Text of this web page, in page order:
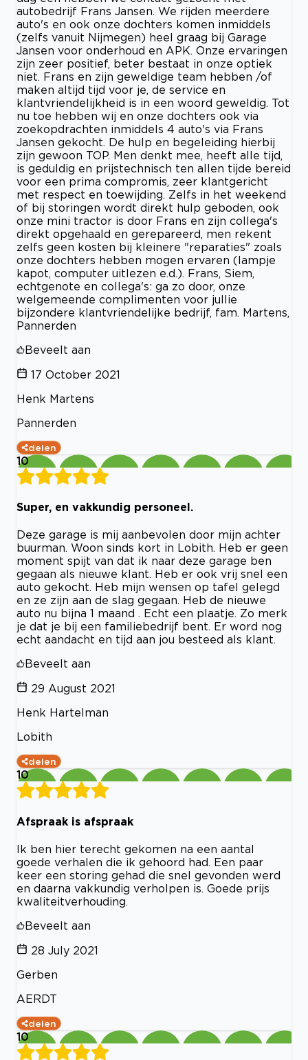
autobedrijf Frans Jansen. We rijden meerdere
auto's en ook onze dochters komen inmiddels
(zelfs vanuit Nijmegen) heel graag bij Garage
Jansen voor onderhoud en APK. Onze ervaringen
zijn zeer positief, beter bestaat in onze optiek
niet. Frans en zijn geweldige team hebben /of
maken altijd tijd voor je, de service en
klantvriendelijkheid is in een woord geweldig. Tot
nu toe hebben wij en onze dochters ook via
zoekopdrachten inmiddels 4 auto's via Frans
Jansen gekocht. De hulp en begeleiding hierbij
zijn gewoon TOP. Men denkt mee, heeft alle tijd,
is geduldig en prijstechnisch ten allen tijde bereid
voor een prima compromis, zeer klantgericht
met respect en toewijding. Zelfs in het weekend
of bij storingen wordt direkt hulp geboden, ook
onze mini tractor is door Frans en zijn collega's
direkt opgehaald en gerepareerd, men rekent
zelfs geen kosten bij kleinere "reparaties" zoals
onze dochters hebben mogen ervaren (lampje
kapot, computer uitlezen e.d.). Frans, Siem,
echtgenote en collega's: ga zo door, onze
welgemeende complimenten voor jullie
bijzondere klantvriendelijke bedrijf, fam. Martens,
Pannerden
Beveelt aan
17 October 2021
Henk Martens
Pannerden
delen
10
Super, en vakkundig personeel.
Deze garage is mij aanbevolen door mijn achter
buurman. Woon sinds kort in Lobith. Heb er geen
moment spijt van dat ik naar deze garage ben
gegaan als nieuwe klant. Heb er ook vrij snel een
auto gekocht. Heb mijn wensen op tafel gelegd
en ze zijn aan de slag gegaan. Heb de nieuwe
auto nu bijna 1 maand . Echt een plaatje. Zo merk
je dat je bij een familiebedrijf bent. Er word nog
echt aandacht en tijd aan jou besteed als klant.
Beveelt aan
29 August 2021
Henk Hartelman
Lobith
delen
10
Afspraak is afspraak
Ik ben hier terecht gekomen na een aantal
goede verhalen die ik gehoord had. Een paar
keer een storing gehad die snel gevonden werd
en daarna vakkundig verholpen is. Goede prijs
kwaliteitverhouding.
Beveelt aan
28 July 2021
Gerben
AERDT
delen
10